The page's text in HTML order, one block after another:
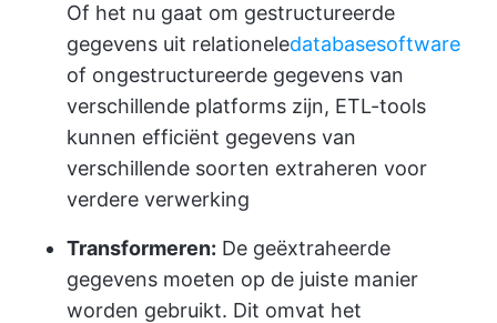
Of het nu gaat om gestructureerde
gegevens uit relationeledatabasesoftware
of ongestructureerde gegevens van
verschillende platforms zijn, ETL-tools
kunnen efficiënt gegevens van
verschillende soorten extraheren voor
verdere verwerking
Transformeren: De geëxtraheerde
gegevens moeten op de juiste manier
worden gebruikt. Dit omvat het